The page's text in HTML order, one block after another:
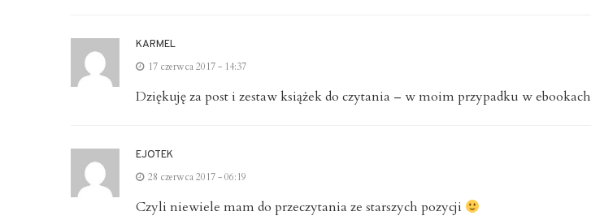
KARMEL
17 czerwca 2017 - 14:37
Dziękuję za post i zestaw książek do czytania – w moim przypadku w ebookach
EJOTEK
28 czerwca 2017 - 06:19
Czyli niewiele mam do przeczytania ze starszych pozycji